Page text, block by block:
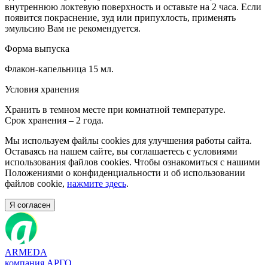
внутреннюю локтевую поверхность и оставьте на 2 часа. Если
появится покраснение, зуд или припухлость, применять
эмульсию Вам не рекомендуется.
Форма выпуска
Флакон-капельница 15 мл.
Условия хранения
Хранить в темном месте при комнатной температуре.
Срок хранения – 2 года.
Мы используем файлы cookies для улучшения работы сайта.
Оставаясь на нашем сайте, вы соглашаетесь с условиями
использования файлов cookies. Чтобы ознакомиться с нашими
Положениями о конфиденциальности и об использовании
файлов cookie, нажмите здесь.
Я согласен
ARMEDA
компания АРГО